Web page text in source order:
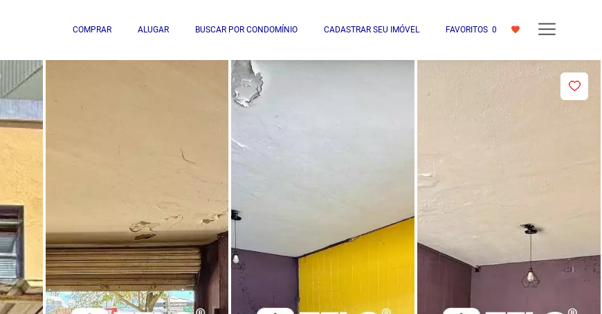
COMPRAR ALUGAR BUSCAR POR CONDOMÍNIO CADASTRAR SEU IMÓVEL FAVORITOS 0